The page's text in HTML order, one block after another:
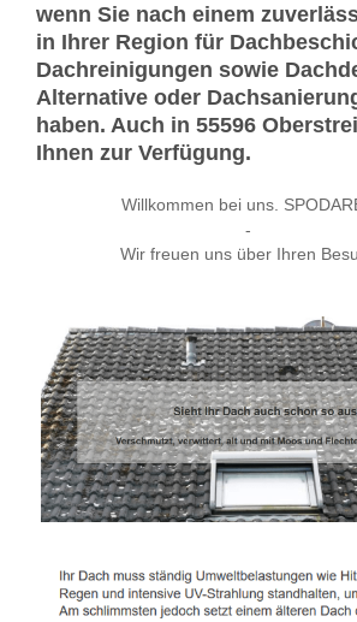
wenn Sie nach einem
in Ihrer Region für
Dachreinigungen sowie
Alternative oder
haben. Auch in 55596
Ihnen zur Verfügung.
Willkommen bei uns.
-
Wir freuen uns über Ihren